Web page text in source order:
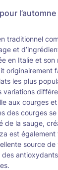
traditionnel
et
en Italie et
originairement
les plus
variations
aux courges
des courges
de la sauge,
est
source